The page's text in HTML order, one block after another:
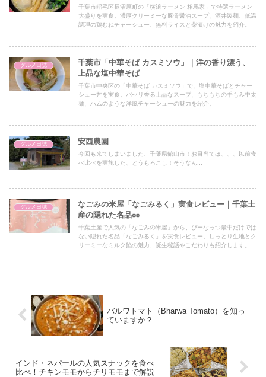
千葉市稲毛区長沼原町の「横浜ラーメン 相馬家」で特選ラーメン
大盛りを実食。濃厚クリーミーな豚骨醤油スープ、酒井製麺、低温
調理の鶏むねチャーシュー、無料ライスと柴漬けの魅力を紹介。
グルメ日誌
千葉市「中華そば カスミソウ」｜洋の香り漂う、
上品な塩中華そば
千葉市中央区の「中華そば カスミソウ」で、塩中華そばとチャー
シュー丼を実食。パセリ香る上品なスープ、もちもちの手もみ中太
麺、ハムのような洋風チャーシューの魅力を紹介。
グルメ日誌 安西農園
今回も来てしまいました、千葉県館山市！お目当ては、、、以前食
べ比べを実施した、とうもろこし！そうなん...
グルメ日誌
なごみの米屋「なごみるく」実食レビュー｜千葉土
産の隠れた名品🥜
千葉土産で人気の「なごみの米屋」から、ぴーなっつ最中だけでは
ない隠れた名品「なごみるく」を実食レビュー。しっとり生地とク
リーミーなミルク餡の魅力、誕生秘話やこだわりも紹介します。
バルワトマト（Bharwa Tomato）を知っ
ていますか？
インド・ネパールの人気スナックを食べ
比べ！チキンモモからチリモモまで解説